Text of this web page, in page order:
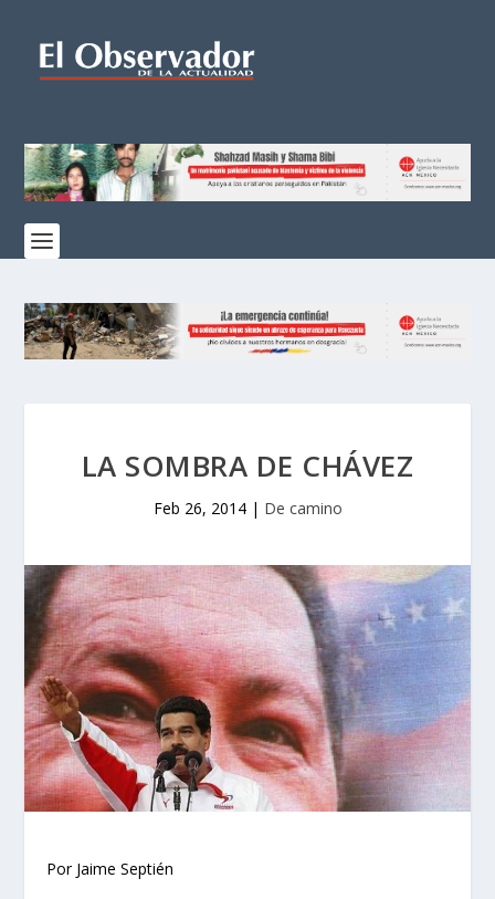
LA SOMBRA DE CHÁVEZ
Feb 26, 2014| De camino
Por Jaime Septién